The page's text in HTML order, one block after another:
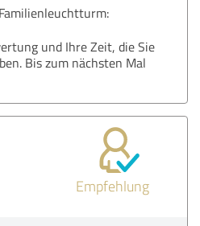
und Ihre Zeit, die Sie
Bis zum nächsten Mal
Empfehlung